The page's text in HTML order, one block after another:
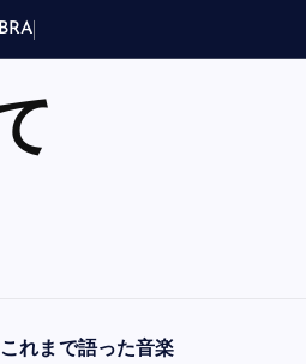
B RA
これまで語った音楽